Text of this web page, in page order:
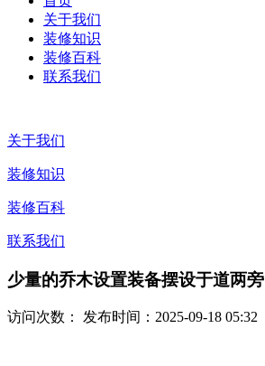
关于我们
装修知识
装修百科
联系我们
关于我们
装修知识
装修百科
联系我们
少量的乔木设置装备摆设于道两旁
访问次数： 发布时间：2025-09-18 05:32